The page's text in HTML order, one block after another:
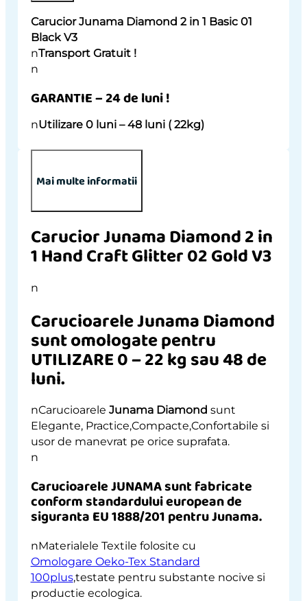
Gold
V3
quantity
Carucior Junama Diamond 2 in 1 Basic 01
Black V3
nTransport Gratuit !
n
GARANTIE – 24 de luni !
nUtilizare 0 luni – 48 luni ( 22kg)
Mai multe informatii
Carucior Junama Diamond 2 in
1 Hand Craft Glitter 02 Gold V3
n
Carucioarele Junama Diamond
sunt omologate pentru
UTILIZARE 0 – 22 kg sau 48 de
luni.
nCarucioarele Junama Diamond sunt
Elegante, Practice,Compacte,Confortabile si
usor de manevrat pe orice suprafata.
n
Carucioarele JUNAMA sunt fabricate
conform standarduluieuropean de
siguranta EU 1888/201 pentru Junama.
nMaterialele Textile folosite cu
Omologare Oeko-Tex Standard
100plus,testate pentru substante nocive si
productie ecologica.